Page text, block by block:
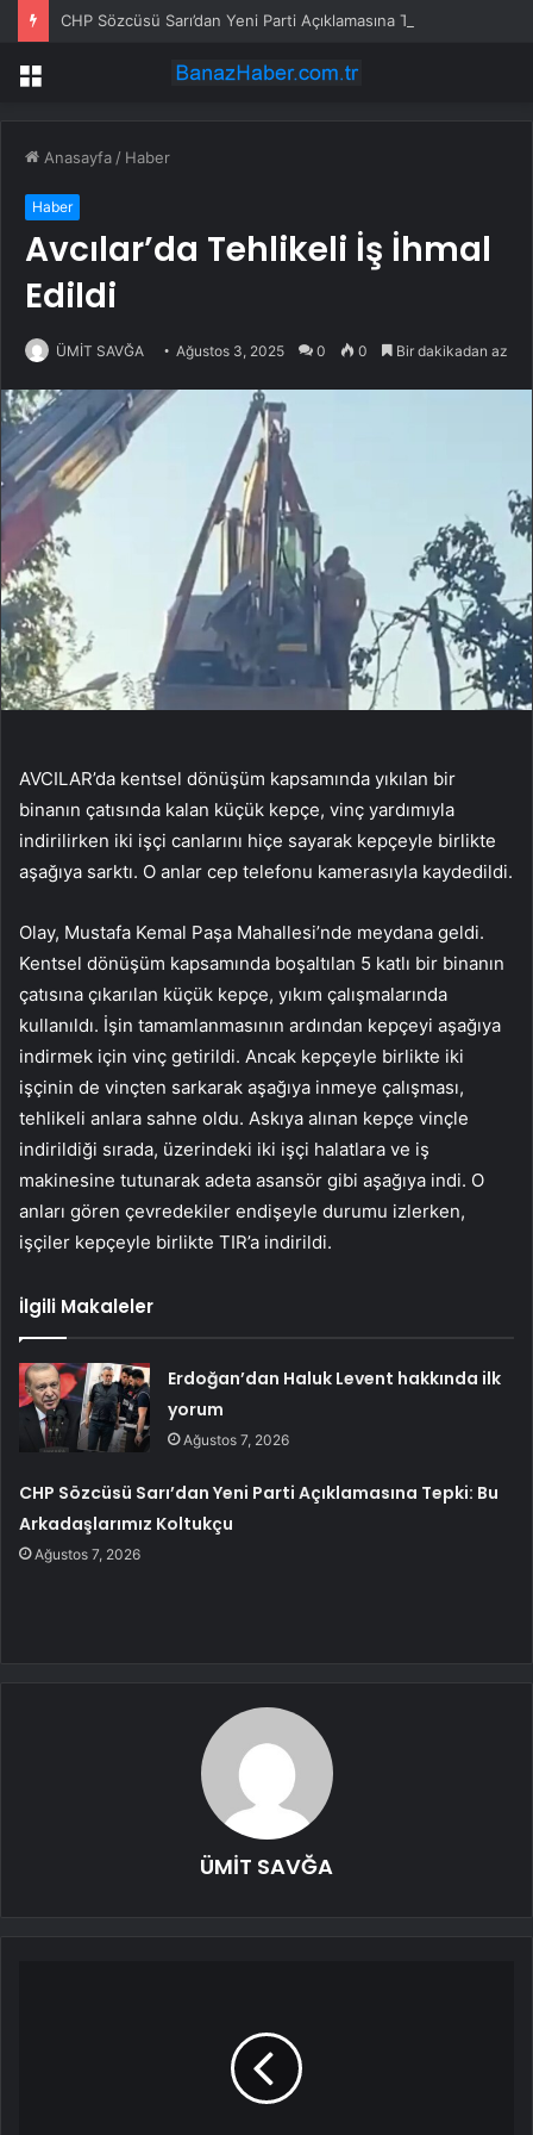
Menü
Anasayfa / Haber
Haber
Avcılar’da Tehlikeli İş İhmal
Edildi
ÜMİT SAVĞA Ağustos 3, 2025 0 0 Bir dakikadan az
AVCILAR’da kentsel dönüşüm kapsamında yıkılan bir
binanın çatısında kalan küçük kepçe, vinç yardımıyla
indirilirken iki işçi canlarını hiçe sayarak kepçeyle birlikte
aşağıya sarktı. O anlar cep telefonu kamerasıyla kaydedildi.
Olay, Mustafa Kemal Paşa Mahallesi’nde meydana geldi.
Kentsel dönüşüm kapsamında boşaltılan 5 katlı bir binanın
çatısına çıkarılan küçük kepçe, yıkım çalışmalarında
kullanıldı. İşin tamamlanmasının ardından kepçeyi aşağıya
indirmek için vinç getirildi. Ancak kepçeyle birlikte iki
işçinin de vinçten sarkarak aşağıya inmeye çalışması,
tehlikeli anlara sahne oldu. Askıya alınan kepçe vinçle
indirildiği sırada, üzerindeki iki işçi halatlara ve iş
makinesine tutunarak adeta asansör gibi aşağıya indi. O
anları gören çevredekiler endişeyle durumu izlerken,
işçiler kepçeyle birlikte TIR’a indirildi.
İlgili Makaleler
Erdoğan’dan Haluk Levent hakkında ilk
yorum
Ağustos 7, 2026
CHP Sözcüsü Sarı’dan Yeni Parti Açıklamasına Tepki: Bu
Arkadaşlarımız Koltukçu
Ağustos 7, 2026
ÜMİT SAVĞA